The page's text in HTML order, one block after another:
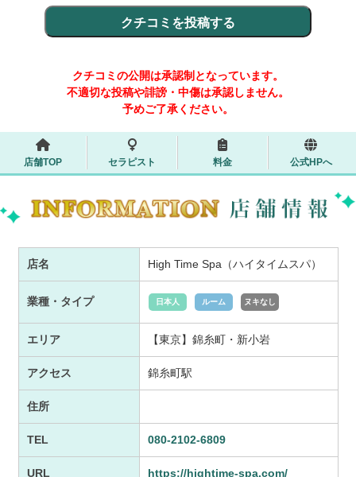
クチコミの公開は承認制となっています。
不適切な投稿や誹謗・中傷は承認しません。
予めご了承ください。
店舗TOP セラピスト 料金 公式HPへ
店名 High Time Spa（ハイタイムスパ）
業種・タイプ 日本人 ルーム ヌキなし
エリア 【東京】錦糸町・新小岩
アクセス 錦糸町駅
住所
TEL 080-2102-6809
URL https://hightime-spa.com/